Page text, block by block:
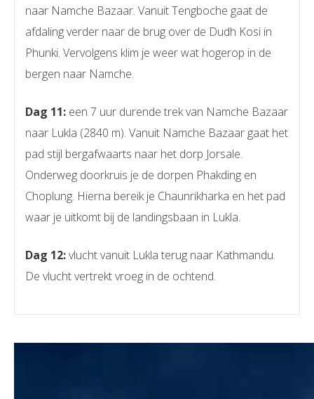
naar Namche Bazaar. Vanuit Tengboche gaat de
afdaling verder naar de brug over de Dudh Kosi in
Phunki. Vervolgens klim je weer wat hogerop in de
bergen naar Namche.
Dag 11: een 7 uur durende trek van Namche Bazaar
naar Lukla (2840 m). Vanuit Namche Bazaar gaat het
pad stijl bergafwaarts naar het dorp Jorsale.
Onderweg doorkruis je de dorpen Phakding en
Choplung. Hierna bereik je Chaunrikharka en het pad
waar je uitkomt bij de landingsbaan in Lukla.
Dag 12:vlucht vanuit Lukla terug naar Kathmandu.
De vlucht vertrekt vroeg in de ochtend.